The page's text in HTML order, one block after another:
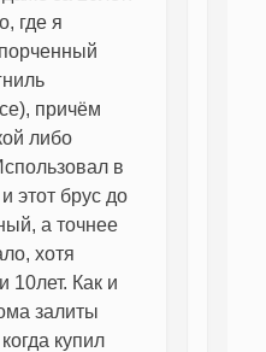
где я
причём
либо
в
этот брус до
а точнее
хотя
10лет. Как и
залиты
купил